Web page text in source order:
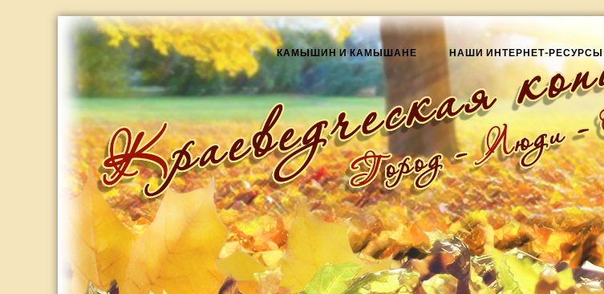
КАМЫШИН И КАМЫШАНЕ НАШИ ИНТЕРНЕТ-РЕСУРСЫ